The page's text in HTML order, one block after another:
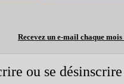
Recevez un e-mail chaque
ou se